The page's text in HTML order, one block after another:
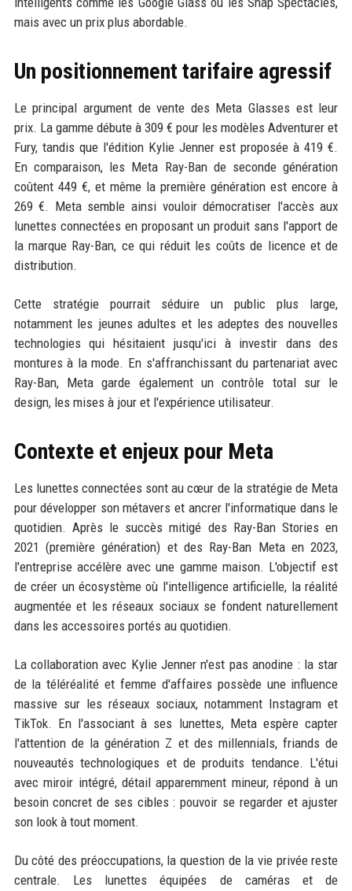
mais avec un prix plus abordable.
Un positionnement tarifaire agressif
Le principal argument de vente des Meta Glasses est leur
prix. La gamme débute à 309 € pour les modèles Adventurer et
Fury, tandis que l'édition Kylie Jenner est proposée à 419 €.
En comparaison, les Meta Ray-Ban de seconde génération
coûtent 449 €, et même la première génération est encore à
269 €. Meta semble ainsi vouloir démocratiser l'accès aux
lunettes connectées en proposant un produit sans l'apport de
la marque Ray-Ban, ce qui réduit les coûts de licence et de
distribution.
Cette stratégie pourrait séduire un public plus large,
notamment les jeunes adultes et les adeptes des nouvelles
technologies qui hésitaient jusqu'ici à investir dans des
montures à la mode. En s'affranchissant du partenariat avec
Ray-Ban, Meta garde également un contrôle total sur le
design, les mises à jour et l'expérience utilisateur.
Contexte et enjeux pour Meta
Les lunettes connectées sont au cœur de la stratégie de Meta
pour développer son métavers et ancrer l'informatique dans le
quotidien. Après le succès mitigé des Ray-Ban Stories en
2021 (première génération) et des Ray-Ban Meta en 2023,
l'entreprise accélère avec une gamme maison. L'objectif est
de créer un écosystème où l'intelligence artificielle, la réalité
augmentée et les réseaux sociaux se fondent naturellement
dans les accessoires portés au quotidien.
La collaboration avec Kylie Jenner n'est pas anodine : la star
de la téléréalité et femme d'affaires possède une influence
massive sur les réseaux sociaux, notamment Instagram et
TikTok. En l'associant à ses lunettes, Meta espère capter
l'attention de la génération Z et des millennials, friands de
nouveautés technologiques et de produits tendance. L'étui
avec miroir intégré, détail apparemment mineur, répond à un
besoin concret de ses cibles : pouvoir se regarder et ajuster
son look à tout moment.
Du côté des préoccupations, la question de la vie privée reste
centrale. Les lunettes équipées de caméras et de